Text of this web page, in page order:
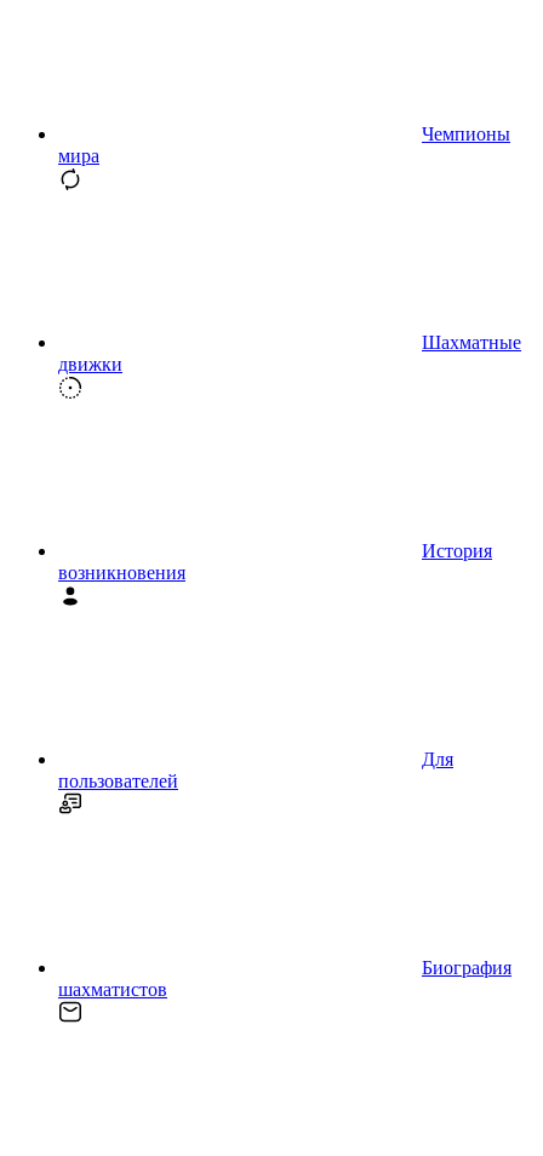
Чемпионы
мира
Шахматные
движки
История
возникновения
Для
пользователей
Биография
шахматистов